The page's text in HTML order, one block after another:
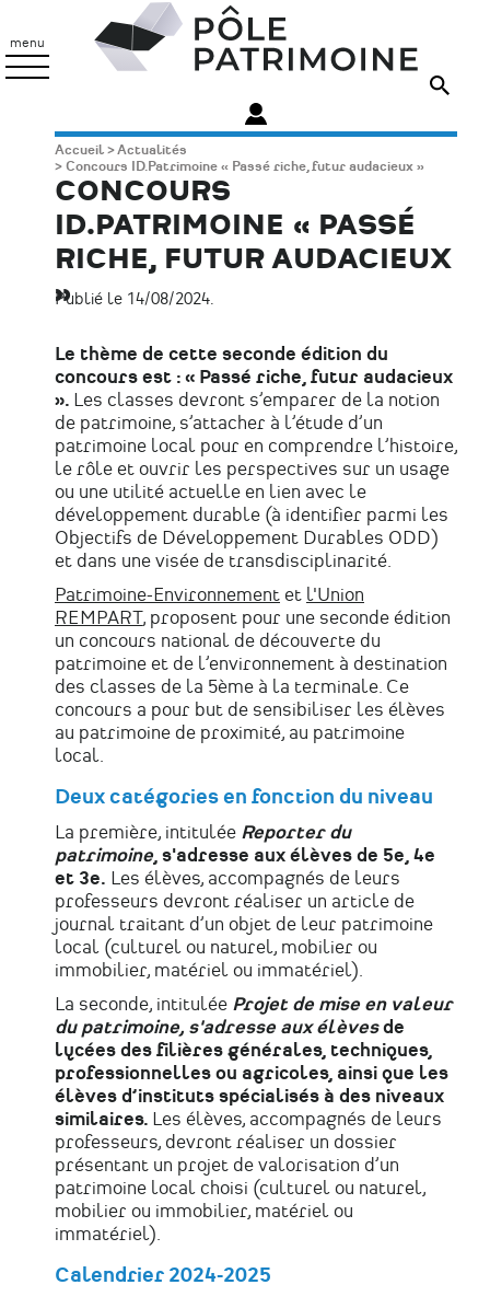
contenu
principal
menu
Patrimoine
Fil
d'Ariane
Accueil
Actualités
Concours ID.Patrimoine « Passé riche, futur audacieux »
CONCOURS
ID.PATRIMOINE « PASSÉ
RICHE, FUTUR AUDACIEUX
»
Publié le 14/08/2024.
Le thème de cette seconde édition du
concours est : « Passé riche, futur audacieux
». Les classes devront s’emparer de la notion
de patrimoine, s’attacher à l’étude d’un
patrimoine local pour en comprendre l’histoire,
le rôle et ouvrir les perspectives sur un usage
ou une utilité actuelle en lien avec le
développement durable (à identifier parmi les
Objectifs de Développement Durables ODD)
et dans une visée de transdisciplinarité.
Patrimoine-Environnement et l'Union
REMPART, proposent pour une seconde édition
un concours national de découverte du
patrimoine et de l’environnement à destination
des classes de la 5ème à la terminale. Ce
concours a pour but de sensibiliser les élèves
au patrimoine de proximité, au patrimoine
local.
Deux catégories en fonction du niveau
La première, intitulée Reporter du
patrimoine, s'adresse aux élèves de 5e, 4e
et 3e. Les élèves, accompagnés de leurs
professeurs devront réaliser un article de
journal traitant d’un objet de leur patrimoine
local (culturel ou naturel, mobilier ou
immobilier, matériel ou immatériel).
La seconde, intitulée Projet de mise en valeur
du patrimoine, s'adresse aux élèvesde
lycées des filières générales, techniques,
professionnelles ou agricoles, ainsi que les
élèves d’instituts spécialisés à des niveaux
similaires. Les élèves, accompagnés de leurs
professeurs, devront réaliser un dossier
présentant un projet de valorisation d’un
patrimoine local choisi (culturel ou naturel,
mobilier ou immobilier, matériel ou
immatériel).
Calendrier 2024-2025